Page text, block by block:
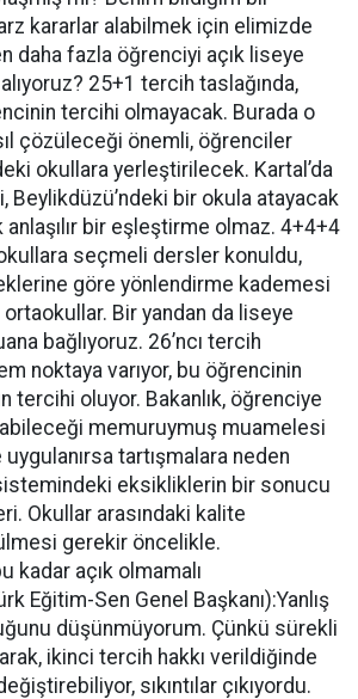
kararlar alabilmek için elimizde
daha fazla öğrenciyi açık liseye
25+1 tercih taslağında,
tercihi olmayacak. Burada o
çözüleceği önemli, öğrenciler
okullara yerleştirilecek. Kartal’da
Beylikdüzü’ndeki bir okula atayacak
anlaşılır bir eşleştirme olmaz. 4+4+4
seçmeli dersler konuldu,
göre yönlendirme kademesi
Bir yandan da liseye
bağlıyoruz. 26’ncı tercih
noktaya varıyor, bu öğrencinin
tercihi oluyor. Bakanlık, öğrenciye
memuruymuş muamelesi
uygulanırsa tartışmalara neden
eksikliklerin bir sonucu
Okullar arasındaki kalite
gerekir öncelikle.
kadar açık olmamalı
Eğitim-Sen Genel Başkanı):Yanlış
düşünmüyorum. Çünkü sürekli
ikinci tercih hakkı verildiğinde
sıkıntılar çıkıyordu.